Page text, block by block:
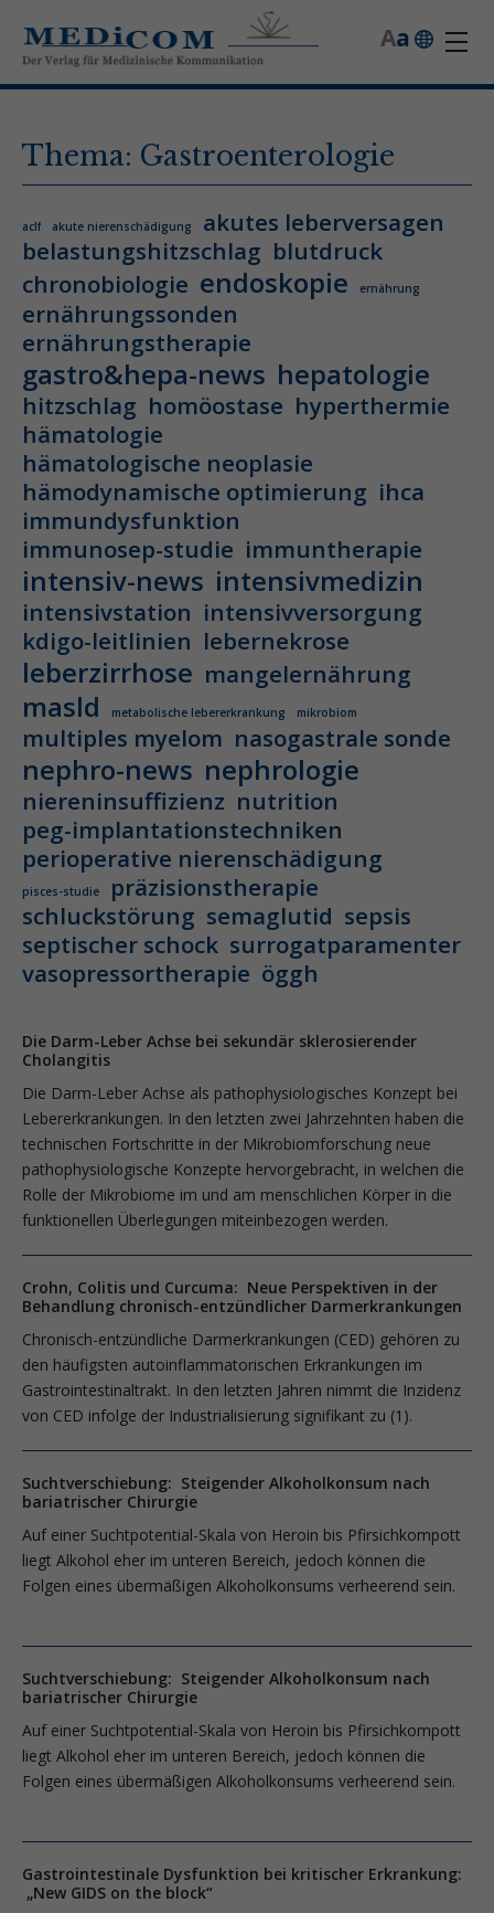
a
A
Thema: Gastroenterologie
aclf akute nierenschädigung
akutes leberversagen
belastungshitzschlag blutdruck
chronobiologie endoskopie ernährung
ernährungssonden
ernährungstherapie
gastro&hepa-news hepatologie
hitzschlag homöostase hyperthermie
hämatologie
hämatologische neoplasie
hämodynamische optimierung ihca
immundysfunktion
immunosep-studie immuntherapie
intensiv-news intensivmedizin
intensivstation intensivversorgung
kdigo-leitlinien lebernekrose
leberzirrhose mangelernährung
masld metabolische lebererkrankung mikrobiom
multiples myelom nasogastrale sonde
nephro-news nephrologie
niereninsuffizienz nutrition
peg-implantationstechniken
perioperative nierenschädigung
pisces-studie
präzisionstherapie
schluckstörung semaglutid sepsis
septischer schock surrogatparamenter
vasopressortherapie öggh
Die Darm-Leber Achse bei sekundär sklerosierender
Cholangitis
Die Darm-Leber Achse als pathophysiologisches Konzept bei
Lebererkrankungen. In den letzten zwei Jahrzehnten haben die
technischen Fortschritte in der Mikrobiomforschung neue
pathophysiologische Konzepte hervorgebracht, in welchen die
Rolle der Mikrobiome im und am menschlichen Körper in die
funktionellen Überlegungen miteinbezogen werden.
Crohn, Colitis und Curcuma: Neue Perspektiven in der
Behandlung chronisch-entzündlicher Darmerkrankungen
Chronisch-entzündliche Darmerkrankungen (CED) gehören zu
den häufigsten autoinflammatorischen Erkrankungen im
Gastrointestinaltrakt. In den letzten Jahren nimmt die Inzidenz
von CED infolge der Industrialisierung signifikant zu (1).
Suchtverschiebung: Steigender Alkoholkonsum nach
bariatrischer Chirurgie
Auf einer Suchtpotential-Skala von Heroin bis Pfirsichkompott
liegt Alkohol eher im unteren Bereich, jedoch können die
Folgen eines übermäßigen Alkoholkonsums verheerend sein.
Suchtverschiebung: Steigender Alkoholkonsum nach
bariatrischer Chirurgie
Auf einer Suchtpotential-Skala von Heroin bis Pfirsichkompott
liegt Alkohol eher im unteren Bereich, jedoch können die
Folgen eines übermäßigen Alkoholkonsums verheerend sein.
Gastrointestinale Dysfunktion bei kritischer Erkrankung:
„New GIDS on the block“